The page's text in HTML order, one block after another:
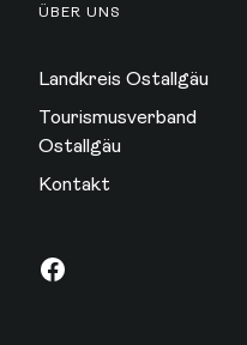
ÜBER UNS
Landkreis Ostallgäu
Tourismusverband
Ostallgäu
Kontakt